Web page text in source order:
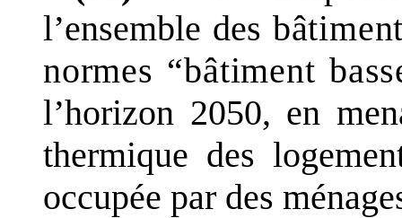
l’ensemble des
normes “bâtiment
l’horizon 2050, en
thermique des
occupée par des